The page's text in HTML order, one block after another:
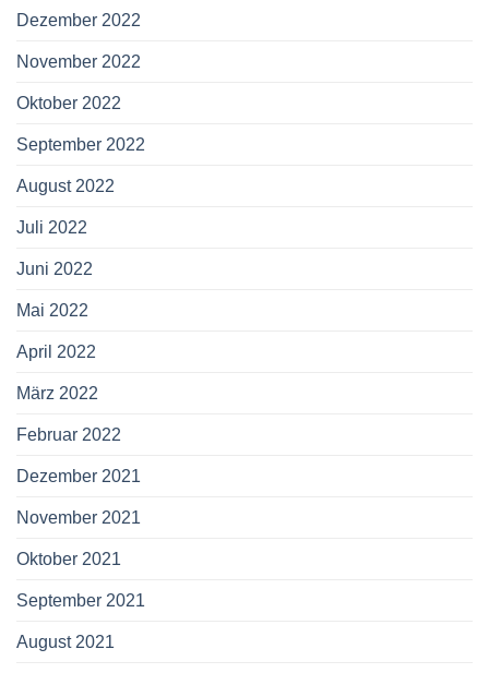
Dezember 2022
November 2022
Oktober 2022
September 2022
August 2022
Juli 2022
Juni 2022
Mai 2022
April 2022
März 2022
Februar 2022
Dezember 2021
November 2021
Oktober 2021
September 2021
August 2021